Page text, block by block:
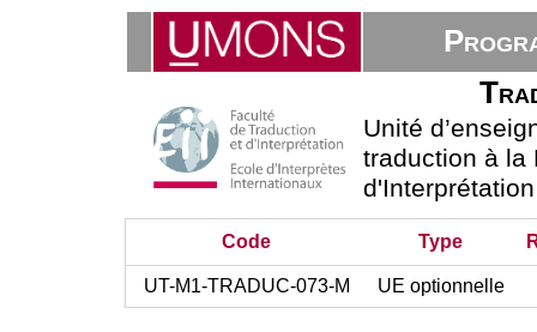
Unité
traduction à la
Code Type
UT-M1-TRADUC-073-M UE optionnelle